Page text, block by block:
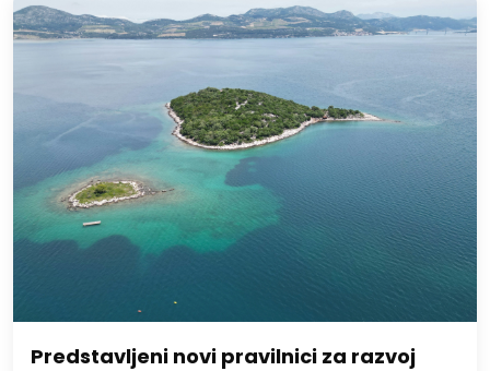
Predstavljeni novi pravilnici za razvoj